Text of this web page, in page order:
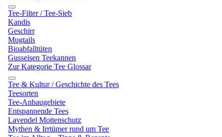
Tee-Filter / Tee-Sieb
Kandis
Geschirr
Mugtails
Bioabfalltüten
Gusseisen Teekannen
Zur Kategorie Tee Glossar
Tee & Kultur / Geschichte des Tees
Teesorten
Tee-Anbaugebiete
Entspannende Tees
Lavendel Mottenschutz
Mythen & Irrtümer rund um Tee